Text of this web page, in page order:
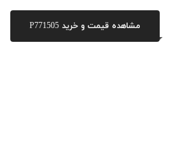
مشاهده قیمت و خرید P771505